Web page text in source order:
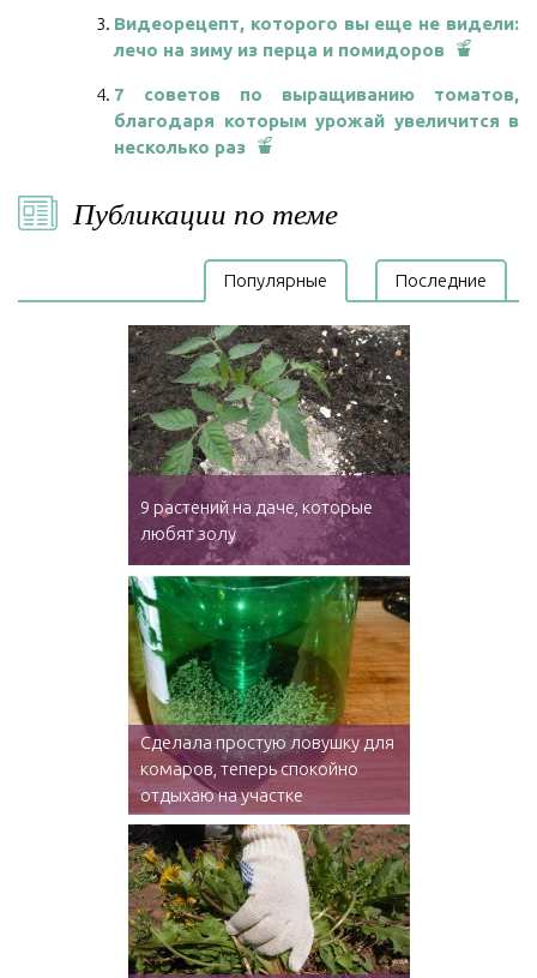
Видеорецепт, которого вы еще не видели:
лечо на зиму из перца и помидоров
7 советов по выращиванию томатов,
благодаря которым урожай увеличится в
несколько раз
Публикации по теме
Популярные Последние
9 растений на даче, которые
любят золу
Сделала простую ловушку для
комаров, теперь спокойно
отдыхаю на участке